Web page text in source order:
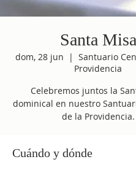
Santa Misa
dom, 28 jun
  |
Santuario
Providencia
Celebremos juntos la
dominical en nuestro
de la Providencia.
Cuándo y dónde